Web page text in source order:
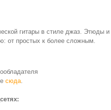
гитары в стиле джаз. Этюды и
от простых к более сложным.
сюда.